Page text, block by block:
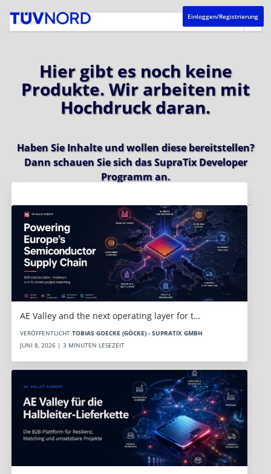
Einloggen/Registrierung
Hier gibt es noch keine
Produkte. Wir arbeiten mit
Hochdruck daran.
Haben Sie Inhalte und wollen diese bereitstellen?
Dann schauen Sie sich dasSupraTix Developer
Programman.
AE Valley and the next operating layer for t…
VERÖFFENTLICHT TOBIAS GOECKE (GÖCKE) - SUPRATIX GMBH
JUNI 8, 2026 | 3 MINUTEN LESEZEIT